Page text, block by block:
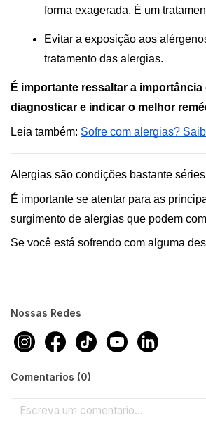
forma exagerada. É um
Evitar a exposição aos
tratamento das alergias.
É importante ressaltar a
diagnosticar e indicar o melhor
Leia também: Sofre com alergias?
Alergias são condições bastante
É importante se atentar para as
surgimento de alergias que podem
Se você está sofrendo com alguma
Nossas Redes
Comentarios (0)